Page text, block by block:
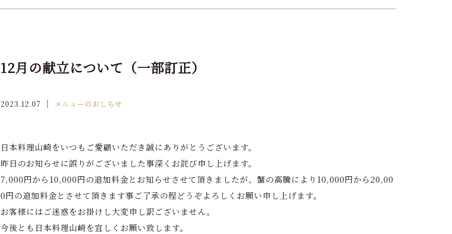
12月の献立について（一部訂正）
2023.12.07 ｜ メニューのおしらせ
日本料理山崎をいつもご愛顧いただき誠にありがとうございます。
昨日のお知らせに誤りがございました事深くお詫び申し上げます。
7,000円から10,000円の追加料金とお知らせさせて頂きましたが、蟹の高騰により10,000円から20,00
0円の追加料金とさせて頂きます事ご了承の程どうぞよろしくお願い申し上げます。
お客様にはご迷惑をお掛けし大変申し訳ございません。
今後とも日本料理山﨑を宜しくお願い致します。